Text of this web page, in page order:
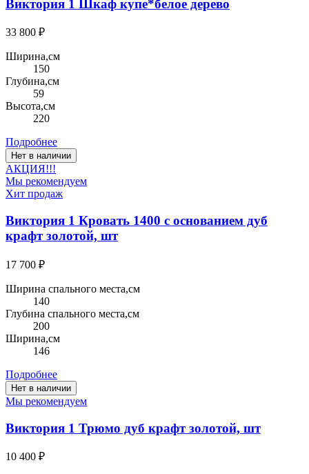
Виктория 1 Шкаф купе*белое дерево
33 800 ₽
Ширина,см
150
Глубина,см
59
Высота,см
220
Подробнее
Нет в наличии
АКЦИЯ!!!
Мы рекомендуем
Хит продаж
Виктория 1 Кровать 1400 с основанием дуб
крафт золотой, шт
17 700 ₽
Ширина спального места,см
140
Глубина спального места,см
200
Ширина,см
146
Подробнее
Нет в наличии
Мы рекомендуем
Виктория 1 Трюмо дуб крафт золотой, шт
10 400 ₽